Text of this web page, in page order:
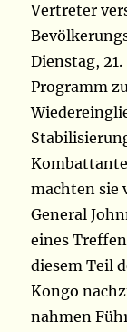
Vertreter
Dienstag,
Programm
machten sie
General
eines
diesem Teil
Kongo
nahmen